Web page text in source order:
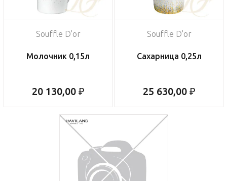
Souffle D'or
Молочник 0,15л
20 130,00 ₽
Souffle D'or
Сахарница 0,25л
25 630,00 ₽